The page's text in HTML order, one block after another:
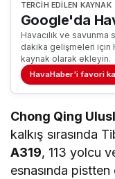
TERCIH EDILEN KAYNAK
Google'da
Havacılık ve
dakika gelişmeleri için
kaynak olarak ekleyin.
HavaHaber'i favori
Chong Qing
kalkış sırasında
A319, 113 yolcu
esnasında pistten